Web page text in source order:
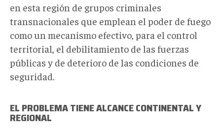
en esta región de grupos criminales
transnacionales que emplean el poder de fuego
como un mecanismo efectivo, para el control
territorial, el debilitamiento de las fuerzas
públicas y de deterioro de las condiciones de
seguridad.
EL PROBLEMA TIENE ALCANCE CONTINENTAL Y
REGIONAL